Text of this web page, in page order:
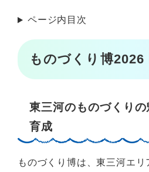
ページ内目次
ものづくり博
東三河のものづくり
育成
ものづくり博は、東三河エ